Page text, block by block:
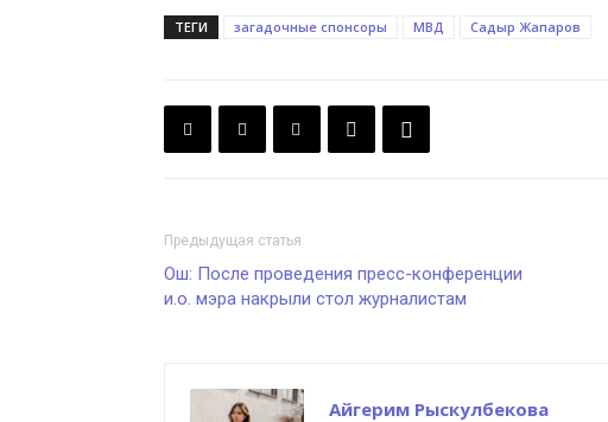
ТЕГИ загадочные спонсоры МВД Садыр Жапаров
Предыдущая статья
Ош: После проведения пресс-конференции
и.о. мэра накрыли стол журналистам
Айгерим Рыскулбекова